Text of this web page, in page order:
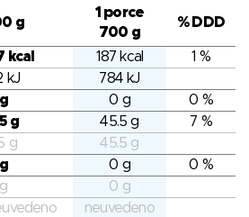
g
1 porce
700 g
% DDD
kcal 187 kcal
1 %
kJ
784 kJ
0 g
0 %
g 45.5 g
7 %
g
45.5 g
0 g
0 %
0 g
neuvedeno